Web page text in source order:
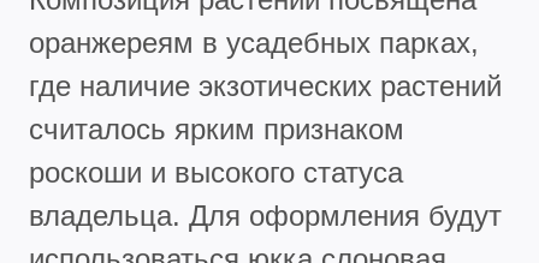
оранжереям в усадебных парках,
где наличие экзотических растений
считалось ярким признаком
роскоши и высокого статуса
владельца. Для оформления будут